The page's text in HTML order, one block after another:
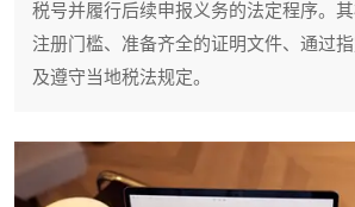
税号并履行后续申报义务的法定程序。
注册门槛、准备齐全的证明文件、通过
及遵守当地税法规定。